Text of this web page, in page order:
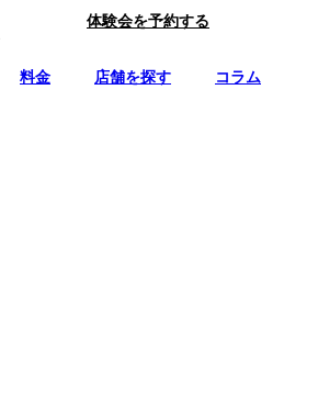
体験会を予約する
料金 店舗を探す コラム